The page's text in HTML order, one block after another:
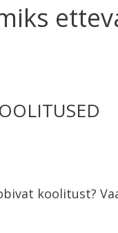
koolitust?